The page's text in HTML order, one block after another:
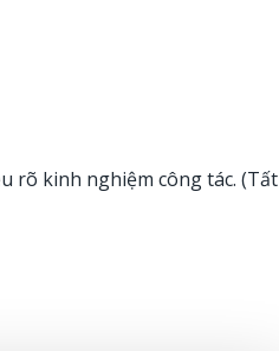
rõ kinh nghiệm công tác. (Tất